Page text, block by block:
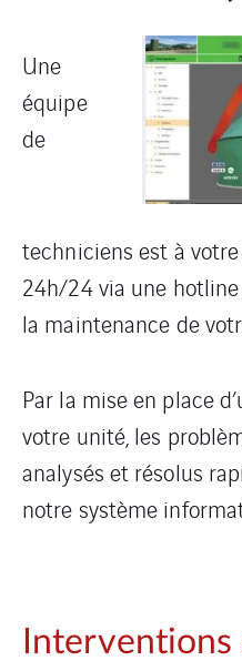
Une
équipe
de
techniciens est à
24h/24 via une
la maintenance de
Par la mise en place
votre unité, les
analysés et résolus
notre système